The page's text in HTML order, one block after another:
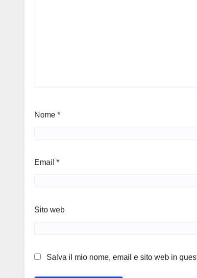
Nome *
Email *
Sito web
Salva il mio nome, email e sito web in